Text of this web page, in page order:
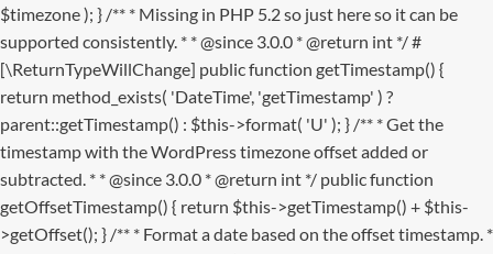
$timezone ); } /** * Missing in PHP 5.2 so just here so it can be
supported consistently. * * @since 3.0.0 * @return int */ #
[\ReturnTypeWillChange] public function getTimestamp() {
return method_exists( 'DateTime', 'getTimestamp' ) ?
parent::getTimestamp() : $this->format( 'U' ); } /** * Get the
timestamp with the WordPress timezone offset added or
subtracted. * * @since 3.0.0 * @return int */ public function
getOffsetTimestamp() { return $this->getTimestamp() + $this-
>getOffset(); } /** * Format a date based on the offset timestamp. *